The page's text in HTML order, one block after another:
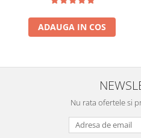
ADAUGA IN COS
Nu rata ofertele si